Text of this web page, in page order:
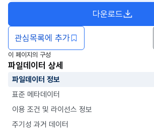
관심목록에 추가
다운로드
이 페이지의 구성
파일데이터 상세
파일데이터 정보
표준 메타데이터
이용 조건 및 라이선스 정보
주기성 과거 데이터